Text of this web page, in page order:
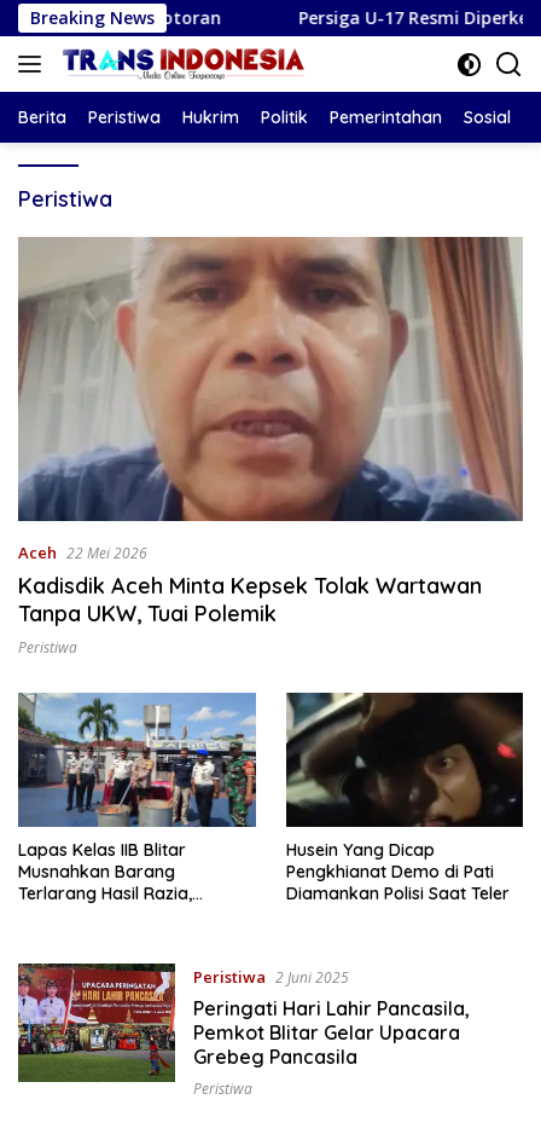
Langsung
ke
konten
Breaking News
di Botoran Persiga U-17 Resmi Diperkenalkan,
Berita Peristiwa Hukrim Politik Pemerintahan Sosial
Peristiwa
Aceh 22 Mei 2026
Kadisdik Aceh Minta Kepsek Tolak Wartawan
Tanpa UKW, Tuai Polemik
Peristiwa
Lapas Kelas IIB Blitar
Musnahkan Barang
Terlarang Hasil Razia,
Husein Yang Dicap
Pengkhianat Demo di Pati
Diamankan Polisi Saat Teler
Peristiwa 2 Juni 2025
Peringati Hari Lahir Pancasila,
Pemkot Blitar Gelar Upacara
Grebeg Pancasila
Peristiwa